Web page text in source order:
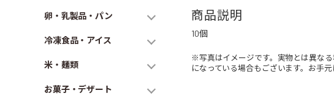
卵・乳製品・パン
冷凍食品・アイス
米・麺類
お菓子・デザート
商品説明
10個
※写真はイメージです。実物とは異な
になっている場合もございます。お手